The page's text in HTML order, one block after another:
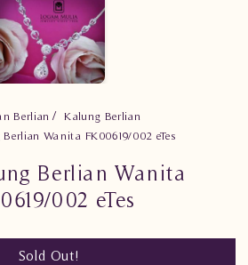
Berlian
Kalung Berlian
Wanita FK00619/002 eTes
Berlian Wanita
002 eTes
Sold Out!